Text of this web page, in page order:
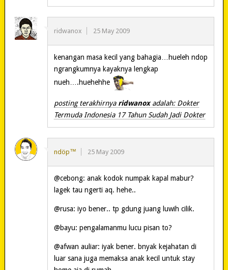
ridwanox 25 May 2009
kenangan masa kecil yang bahagia…hueleh ndop
ngrangkumnya kayaknya lengkap
nueh….huehehhe
posting terakhirnya ridwanox adalah: Dokter
Termuda Indonesia 17 Tahun Sudah Jadi Dokter
ndöp™ 25 May 2009
@cebong: anak kodok numpak kapal mabur?
lagek tau ngerti aq. hehe..
@rusa: iyo bener.. tp gdung juang luwih cilik.
@bayu: pengalamanmu lucu pisan to?
@afwan auliar: iyak bener. bnyak kejahatan di
luar sana juga memaksa anak kecil untuk stay